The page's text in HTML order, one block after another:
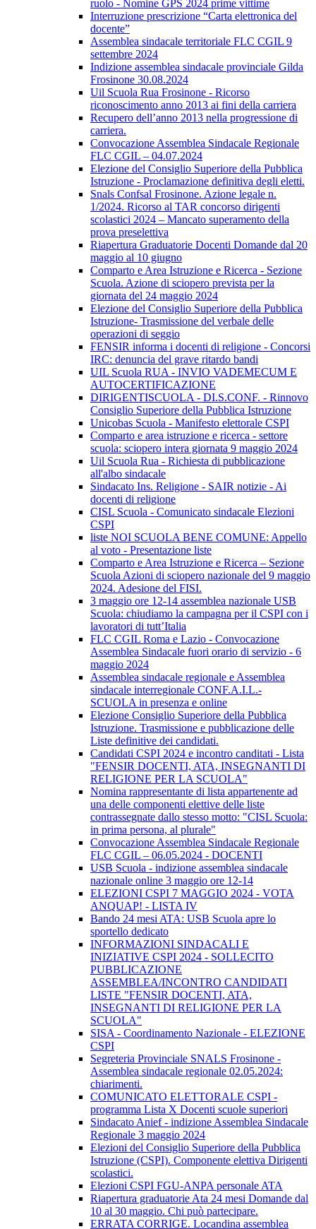
ruolo - Nomine GPS 2024 prime vittime
Interruzione prescrizione “Carta elettronica del
docente”
Assemblea sindacale territoriale FLC CGIL 9
settembre 2024
Indizione assemblea sindacale provinciale Gilda
Frosinone 30.08.2024
Uil Scuola Rua Frosinone - Ricorso
riconoscimento anno 2013 ai fini della carriera
Recupero dell’anno 2013 nella progressione di
carriera.
Convocazione Assemblea Sindacale Regionale
FLC CGIL – 04.07.2024
Elezione del Consiglio Superiore della Pubblica
Istruzione - Proclamazione definitiva degli eletti.
Snals Confsal Frosinone. Azione legale n.
1/2024. Ricorso al TAR concorso dirigenti
scolastici 2024 – Mancato superamento della
prova preselettiva
Riapertura Graduatorie Docenti Domande dal 20
maggio al 10 giugno
Comparto e Area Istruzione e Ricerca - Sezione
Scuola. Azione di sciopero prevista per la
giornata del 24 maggio 2024
Elezione del Consiglio Superiore della Pubblica
Istruzione- Trasmissione del verbale delle
operazioni di seggio
FENSIR informa i docenti di religione - Concorsi
IRC: denuncia del grave ritardo bandi
UIL Scuola RUA - INVIO VADEMECUM E
AUTOCERTIFICAZIONE
DIRIGENTISCUOLA - DI.S.CONF. - Rinnovo
Consiglio Superiore della Pubblica Istruzione
Unicobas Scuola - Manifesto elettorale CSPI
Comparto e area istruzione e ricerca - settore
scuola: sciopero intera giornata 9 maggio 2024
Uil Scuola Rua - Richiesta di pubblicazione
all'albo sindacale
Sindacato Ins. Religione - SAIR notizie - Ai
docenti di religione
CISL Scuola - Comunicato sindacale Elezioni
CSPI
liste NOI SCUOLA BENE COMUNE: Appello
al voto - Presentazione liste
Comparto e Area Istruzione e Ricerca – Sezione
Scuola Azioni di sciopero nazionale del 9 maggio
2024. Adesione del FISI.
3 maggio ore 12-14 assemblea nazionale USB
Scuola: chiudiamo la campagna per il CSPI con i
lavoratori di tutt’Italia
FLC CGIL Roma e Lazio - Convocazione
Assemblea Sindacale fuori orario di servizio - 6
maggio 2024
Assemblea sindacale regionale e Assemblea
sindacale interregionale CONF.A.I.L.-
SCUOLA in presenza e online
Elezione Consiglio Superiore della Pubblica
Istruzione. Trasmissione e pubblicazione delle
Liste definitive dei candidati.
Candidati CSPI 2024 e incontro canditati - Lista
"FENSIR DOCENTI, ATA, INSEGNANTI DI
RELIGIONE PER LA SCUOLA"
Nomina rappresentante di lista appartenente ad
una delle componenti elettive delle liste
contrassegnate dallo stesso motto: "CISL Scuola:
in prima persona, al plurale"
Convocazione Assemblea Sindacale Regionale
FLC CGIL – 06.05.2024 - DOCENTI
USB Scuola - indizione assemblea sindacale
nazionale online 3 maggio ore 12-14
ELEZIONI CSPI 7 MAGGIO 2024 - VOTA
ANQUAP! - LISTA IV
Bando 24 mesi ATA: USB Scuola apre lo
sportello dedicato
INFORMAZIONI SINDACALI E
INIZIATIVE CSPI 2024 - SOLLECITO
PUBBLICAZIONE
ASSEMBLEA/INCONTRO CANDIDATI
LISTE "FENSIR DOCENTI, ATA,
INSEGNANTI DI RELIGIONE PER LA
SCUOLA"
SISA - Coordinamento Nazionale - ELEZIONE
CSPI
Segreteria Provinciale SNALS Frosinone -
Assemblea sindacale regionale 02.05.2024:
chiarimenti.
COMUNICATO ELETTORALE CSPI -
programma Lista X Docenti scuole superiori
Sindacato Anief - indizione Assemblea Sindacale
Regionale 3 maggio 2024
Elezioni del Consiglio Superiore della Pubblica
Istruzione (CSPI). Componente elettiva Dirigenti
scolastici.
Elezioni CSPI FGU-ANPA personale ATA
Riapertura graduatorie Ata 24 mesi Domande dal
10 al 30 maggio. Chi può partecipare.
ERRATA CORRIGE. Locandina assemblea